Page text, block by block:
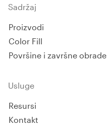
Sadržaj
Proizvodi
Color Fill
Površine i završne obrade
Usluge
Resursi
Kontakt